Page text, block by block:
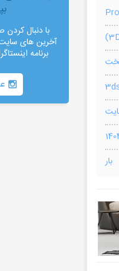
بار
با دنبال
آخرین های
برنامه